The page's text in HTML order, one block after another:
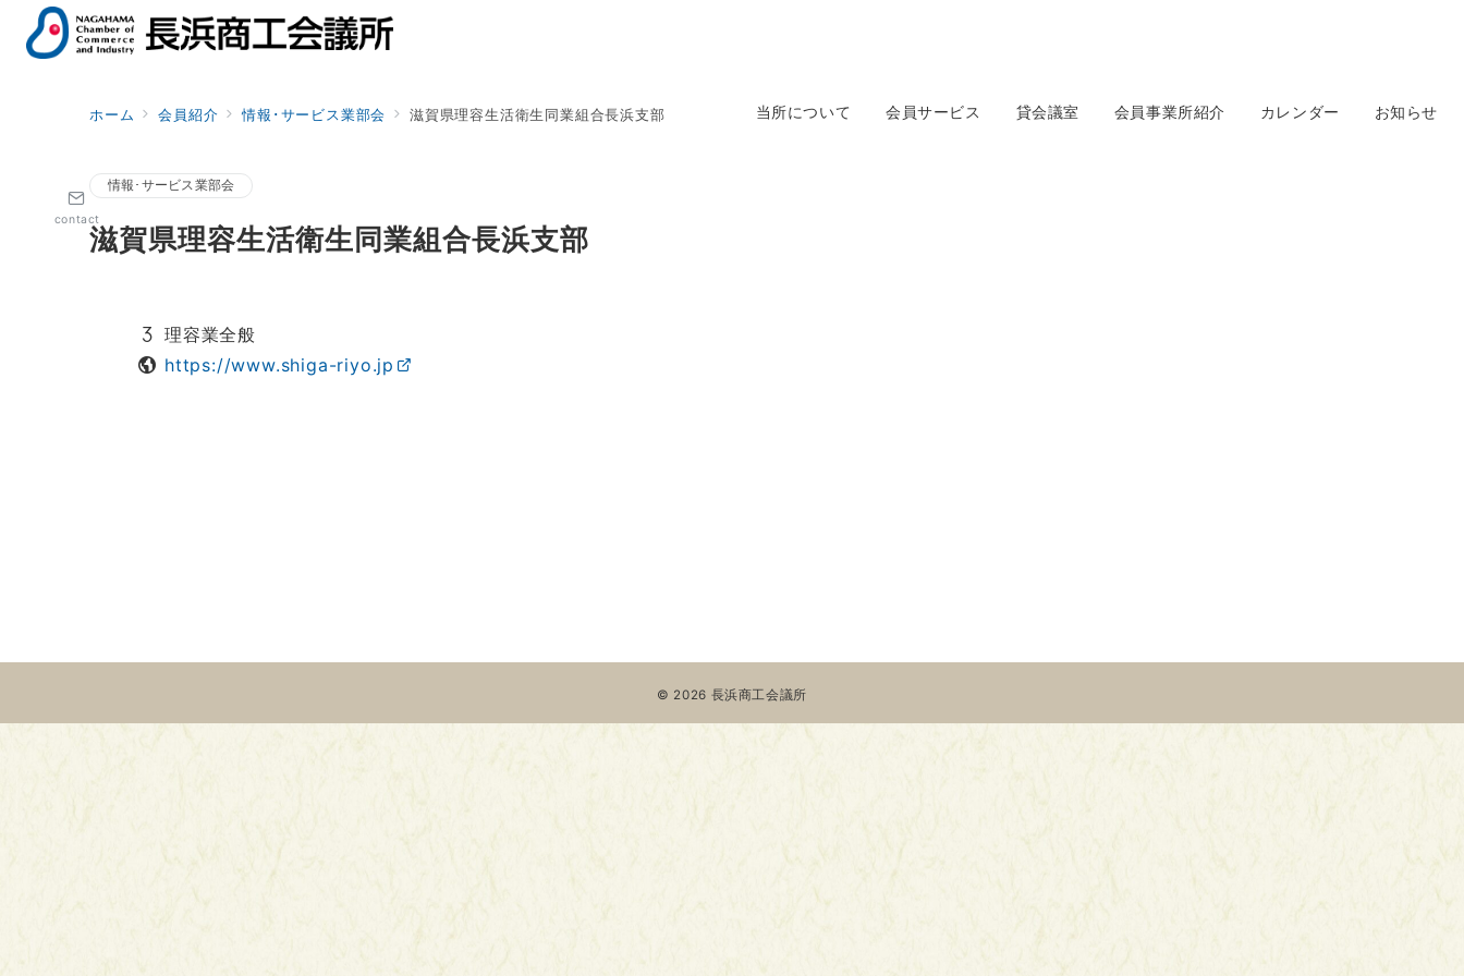
当所について 会員サービス 貸会議室 会員事業所紹介 カレンダー お知らせ
contact
ホーム 会員紹介 情報･サービス業部会 滋賀県理容生活衛生同業組合長浜支部
情報･サービス業部会
滋賀県理容生活衛生同業組合長浜支部
理容業全般
https://www.shiga-riyo.jp
© 2026 長浜商工会議所